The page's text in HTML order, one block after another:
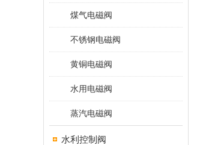
煤气电磁阀
不锈钢电磁阀
黄铜电磁阀
水用电磁阀
蒸汽电磁阀
水利控制阀